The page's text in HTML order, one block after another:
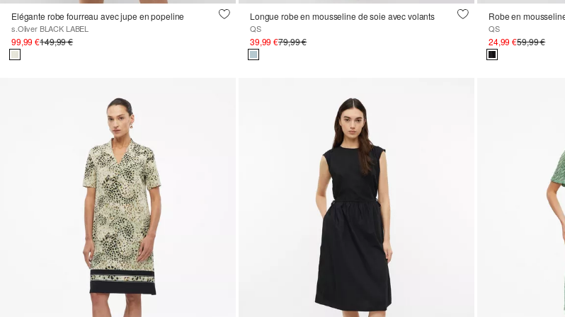
Elégante robe fourreau avec jupe en popeline
s.Oliver BLACK LABEL
99,99 €149,99 €
Longue robe en mousseline de soie avec volants
QS
39,99 €79,99 €
QS
24,99 €59,99 €